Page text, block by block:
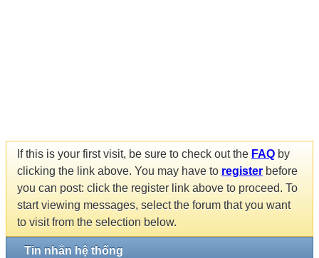
If this is your first visit, be sure to check out the FAQ by
clicking the link above. You may have to register before
you can post: click the register link above to proceed. To
start viewing messages, select the forum that you want
to visit from the selection below.
Tin nhắn hệ thống